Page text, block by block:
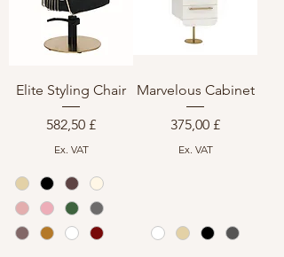
Elite Styling Chair
Preis
582,50 £
Ex. VAT
Marvelous Cabinet
Preis
375,00 £
Ex. VAT